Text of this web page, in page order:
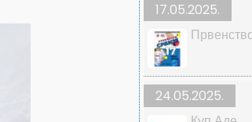
17.05.2025.
24.05.2025.